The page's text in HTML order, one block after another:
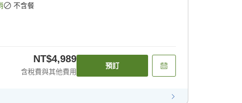
不含餐
NT$4,989
含稅費與其他費用
預訂